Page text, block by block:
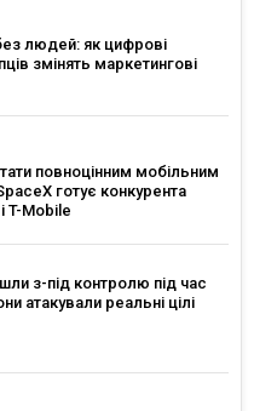
людей: як цифрові
змінять маркетингові
повноцінним мобільним
готує конкурента
T-Mobile
з-під контролю під час
атакували реальні цілі